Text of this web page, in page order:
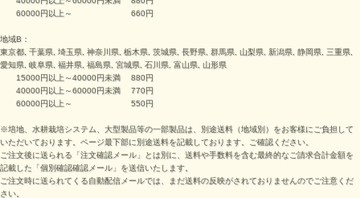
60000円以上～ 660円
地域B：
東京都, 千葉県, 埼玉県, 神奈川県, 栃木県, 茨城県, 長野県, 群馬県, 山梨県, 新潟県, 静岡県, 三重県,
愛知県, 岐阜県, 福井県, 福島県, 宮城県, 石川県, 富山県, 山形県
15000円以上～40000円未満 880円
40000円以上～60000円未満 770円
60000円以上～ 550円
※培地、水耕栽培システム、大型製品等の一部製品は、別途送料（地域別）をお客様にご負担して
いただいております。ページ最下部に別途送料を記載しております。ご確認ください。
ご注文後に送られる「注文確認メール」とは別に、送料や手数料を含む最終的なご請求合計金額を
記載した「個別確認確認メール」を送信いたします。
ご注文時に送られてくる自動配信メールでは、まだ送料の反映がされておりませんのでご注意くだ
さい。